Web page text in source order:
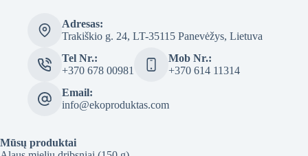
Adresas:
Trakiškio g. 24, LT-35115 Panevėžys, Lietuva
Tel Nr.:
+370 678 00981
Mob Nr.:
+370 614 11314
Email:
info@ekoproduktas.com
Mūsų produktai